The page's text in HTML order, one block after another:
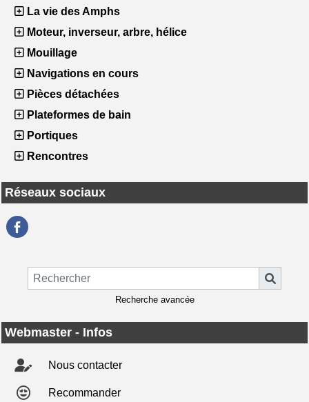
La vie des Amphs
Moteur, inverseur, arbre, hélice
Mouillage
Navigations en cours
Pièces détachées
Plateformes de bain
Portiques
Rencontres
Réseaux sociaux
Recherche avancée
Webmaster - Infos
Nous contacter
Recommander